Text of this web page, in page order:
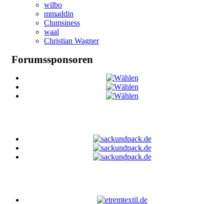
wilbo
mmaddin
Clumsiness
waal
Christian Wagner
Forumssponsoren